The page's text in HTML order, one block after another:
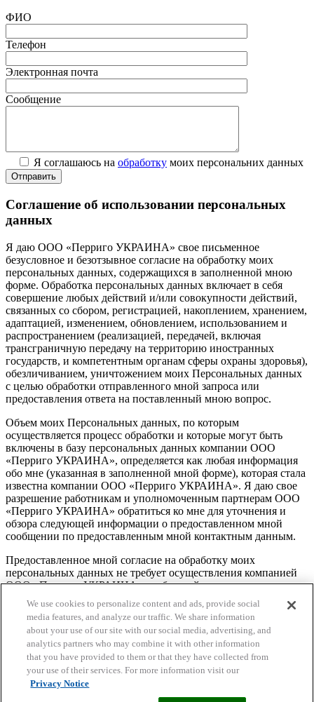
ФИО
Телефон
Электронная почта
Сообщение
Я соглашаюсь на обработку моих персональних данных
Соглашение об использовании персональных
данных
Я даю ООО «Перриго УКРАИНА» свое письменное
безусловное и безотзывное согласие на обработку моих
персональных данных, содержащихся в заполненной мною
форме. Обработка персональных данных включает в себя
совершение любых действий и/или совокупности действий,
связанных со сбором, регистрацией, накоплением, хранением,
адаптацией, изменением, обновлением, использованием и
распространением (реализацией, передачей, включая
трансграничную передачу на территорию иностранных
государств, и компетентным органам сферы охраны здоровья),
обезличиванием, уничтожением моих Персональных данных
с целью обработки отправленного мной запроса или
предоставления ответа на поставленный мною вопрос.
Объем моих Персональных данных, по которым
осуществляется процесс обработки и которые могут быть
включены в базу персональных данных компании ООО
«Перриго УКРАИНА», определяется как любая информация
обо мне (указанная в заполненной мной форме), которая стала
известна компании ООО «Перриго УКРАИНА». Я даю свое
разрешение работникам и уполномоченным партнерам ООО
«Перриго УКРАИНА» обратиться ко мне для уточнения и
обзора следующей информации о предоставленном мной
сообщении по предоставленным мной контактным данным.
Предоставленное мной согласие на обработку моих
персональных данных не требует осуществления компанией
ООО «Перриго УКРАИНА» сообщений о передаче моих
персональных данных третьим лицам, согласно нормам ст. 21
Закона Украины «О защите персональных данных». Я
подтверждаю, что мне понятны мои права, определенные
Законом Украины «О защите персональных данных», а также
цель обработки моих персональных данных, в том числе сбор
моих персональных данных. Я согласен, что срок обработки
моих персональных данных — бессрочный.
We use cookies to personalize content and ads, provide social
media features, and analyze our traffic. We share information
about your use of our site with our social media, advertising, and
analytics partners who may combine it with other information
that you have provided to them or that they have collected from
your use of their services. For more information visit our
Privacy Notice